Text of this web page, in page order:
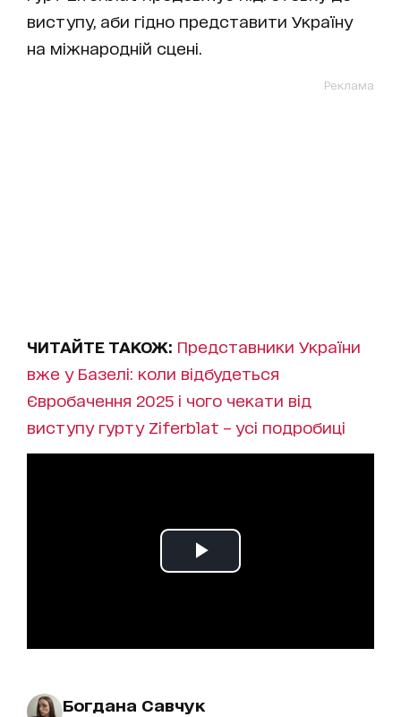
виступу, аби гідно представити Україну
на міжнародній сцені.
Реклама
ЧИТАЙТЕ ТАКОЖ: Представники України
вже у Базелі: коли відбудеться
Євробачення 2025 і чого чекати від
виступу гурту Ziferblat – усі подробиці
Богдана Савчук